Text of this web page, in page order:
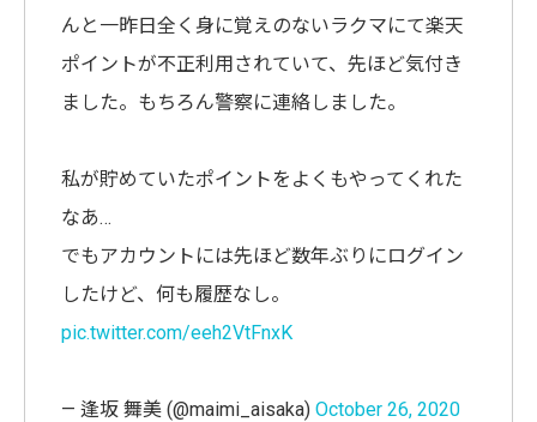
んと一昨日全く身に覚えのないラクマにて楽天
ポイントが不正利用されていて、先ほど気付き
ました。もちろん警察に連絡しました。
私が貯めていたポイントをよくもやってくれた
なあ…
でもアカウントには先ほど数年ぶりにログイン
したけど、何も履歴なし。
pic.twitter.com/eeh2VtFnxK
— 逢坂 舞美 (@maimi_aisaka) October 26, 2020